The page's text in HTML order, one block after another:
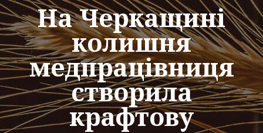
На Черкащині
колишня
медпрацівниця
створила
крафтову